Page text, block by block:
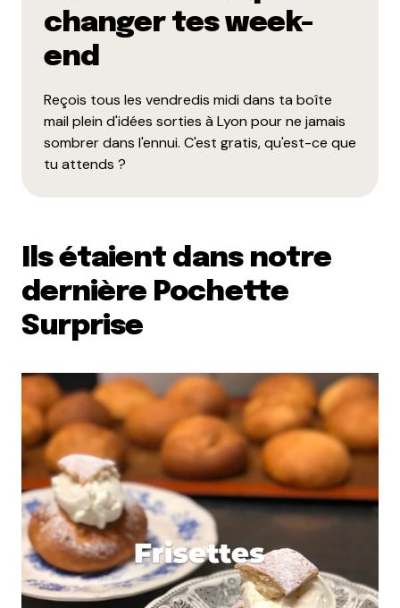
changer tes week-
end
Reçois tous les vendredis midi dans ta boîte
mail plein d'idées sorties à Lyon pour ne jamais
sombrer dans l'ennui. C'est gratis, qu'est-ce que
tu attends ?
Ils étaient dans notre
dernière Pochette
Surprise